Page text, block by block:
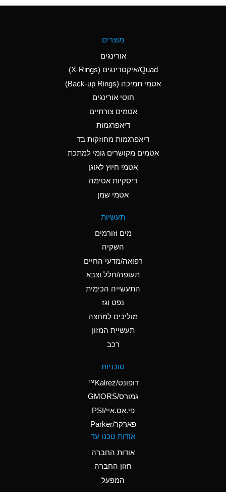
Aluminum Nitrate
(Aqueous)
Aluminum Phosphate
Ammonia Anhydrous
D
Ammonia Gas (cold)
D
Ammonia Gas (hot)
Ammonium Hydroxide
B
Ammonium Nitrate
Ammonium Nitrite
Ammonium Persulfate
Ammonium Phosphate
A
Ammonium Sulfate
B
Amyl Acetate (Banana
מוצרים
אורינגים
Quad/איקסרינגים (X-Rings)
אטמי תמיכה (Back-up Rings)
חוטי אורינגים
אטמים צורתיים
דיאפרגמות
דיאפרגמות מחוזקות בד
אטמים מקושרים גומי למתכת
אטמי חיוץ לאוגן
דיסקיות אטימה
אטמי שמן
תעשיות
מים וזורמים
השקיה
רפואה/מדעי החיים
תעופה/חלל וצבא
התעשייה הכימית
נפט וגז
מוליכים למחצה
תעשיית המזון
רכב
סוכניות
דופונט/Kalrez™
גמורס/GMORS
פי.אס.איי/PSI
פארקר/Parker
אודות טכנו עד
אודות החברה
חזון החברה
המפעל